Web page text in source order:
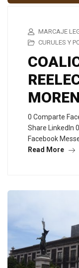
MARCAJE
CURULES Y
0 Comparte
Share LinkedIn
Facebook
Read More